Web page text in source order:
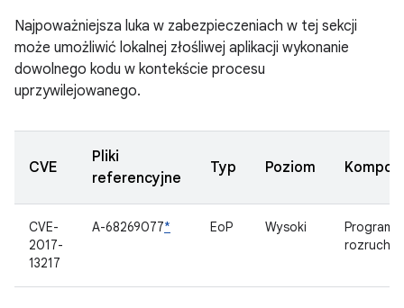
Najpoważniejsza luka w zabezpieczeniach w tej sekcji
może umożliwić lokalnej złośliwej aplikacji wykonanie
dowolnego kodu w kontekście procesu
uprzywilejowanego.
CVE
Pliki
referencyjne
Typ Poziom
CVE-
2017-
13217
A-68269077* EoP Wysoki
Program